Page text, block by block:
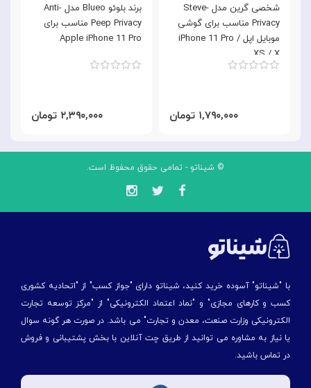
برند بلوئو Blueo مدل Anti-
Peep Privacy مناسب برای
Apple iPhone 11 Pro
۲,۳۹۰,۰۰۰ تومان
شخصی گرین مدل Steve-
Privacy مناسب برای گوشی
موبایل اپل iPhone 11 Pro /
XS / X
۱,۷۹۰,۰۰۰ تومان
© شیناتو - تمامی حقوق محفوظ است.
با "شیناتو" آسوده خرید کنید، شیناتو دارای "جواز کسب" از "اتحادیه کشوری
کسب و کارهای مجازی" و "نماد اعتماد الکترونیکی" از "مركز توسعه تجارت
الكترونیكی وزارت صنعت، معدن و تجارت" می باشد. در صورت هر گونه سوال
یا نیاز به مشاوره می توانید از طریق چت آنلاین با بخش پشتیبانی و فروش
در تماس باشید.